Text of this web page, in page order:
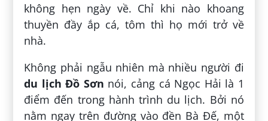
không hẹn ngày về. Chỉ khi nào khoang
thuyền đầy ắp cá, tôm thì họ mới trở về
nhà.
Không phải ngẫu nhiên mà nhiều người đi
du lịch Đồ Sơn nói, cảng cá Ngọc Hải là 1
điểm đến trong hành trình du lịch. Bởi nó
nằm ngay trên đường vào đền Bà Đế, một